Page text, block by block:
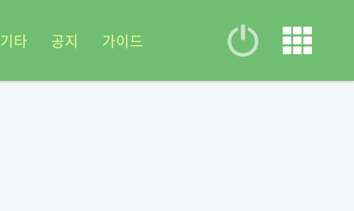
기타 공지 가이드